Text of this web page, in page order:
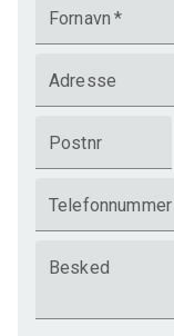
Fornavn *
Adresse
Postnr
Telefonnummer
Besked